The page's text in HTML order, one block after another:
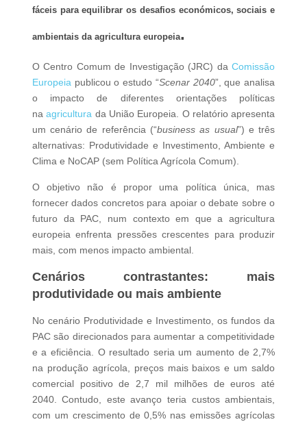
fáceis para equilibrar os desafios económicos, sociais e
ambientais da agricultura europeia.
O Centro Comum de Investigação (JRC) daComissão
Europeia publicou o estudo “Scenar 2040”, que analisa
o impacto de diferentes orientações políticas
naagricultura da União Europeia. O relatório apresenta
um cenário de referência (“business as usual”) e três
alternativas: Produtividade e Investimento, Ambiente e
Clima e NoCAP (sem Política Agrícola Comum).
O objetivo não é propor uma política única, mas
fornecer dados concretos para apoiar o debate sobre o
futuro da PAC, num contexto em que a agricultura
europeia enfrenta pressões crescentes para produzir
mais, com menos impacto ambiental.
Cenários contrastantes: mais
produtividade ou mais ambiente
No cenário Produtividade e Investimento, os fundos da
PAC são direcionados para aumentar a competitividade
e a eficiência. O resultado seria um aumento de 2,7%
na produção agrícola, preços mais baixos e um saldo
comercial positivo de 2,7 mil milhões de euros até
2040. Contudo, este avanço teria custos ambientais,
com um crescimento de 0,5% nas emissões agrícolas